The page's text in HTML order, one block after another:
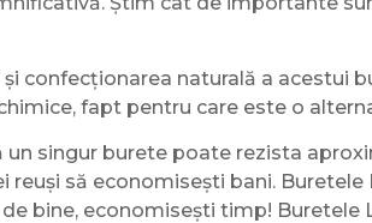
confecționarea naturală a acestui
fapt pentru care este o
un singur burete poate rezista
reuși să economisești bani.
bine, economisești timp!